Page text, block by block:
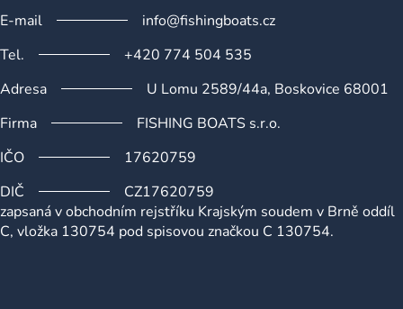
u
E-mail
info@fishingboats.cz
Tel.
+420 774 504 535
Adresa
U Lomu 2589/44a, Boskovice 68001
Firma
FISHING BOATS s.r.o.
IČO
17620759
DIČ
CZ17620759
zapsaná v obchodním rejstříku Krajským soudem v Brně oddíl
C, vložka 130754 pod spisovou značkou C 130754.